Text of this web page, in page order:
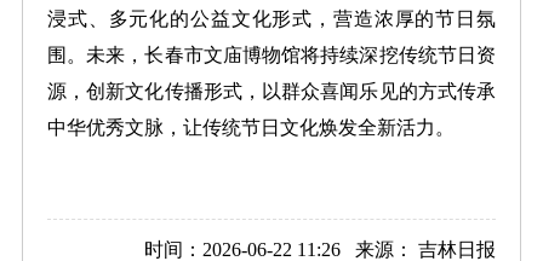
浸式、多元化的公益文化形式，营造浓厚的节日氛
围。未来，长春市文庙博物馆将持续深挖传统节日资
源，创新文化传播形式，以群众喜闻乐见的方式传承
中华优秀文脉，让传统节日文化焕发全新活力。
时间：2026-06-22 11:26 来源：吉林日报